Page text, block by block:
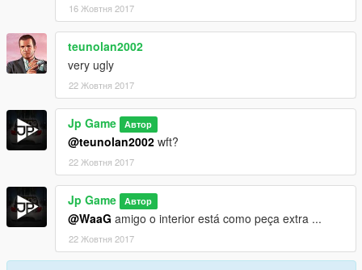
16 Жовтня 2017
teunolan2002
very ugly
22 Жовтня 2017
Jp Game Автор
@teunolan2002 wft?
22 Жовтня 2017
Jp Game Автор
@WaaG amigo o interior está como peça extra ...
22 Жовтня 2017